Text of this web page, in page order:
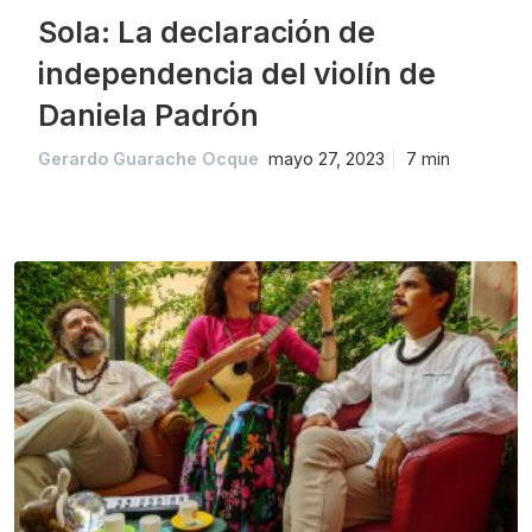
Sola: La declaración de
independencia del violín de
Daniela Padrón
Gerardo Guarache Ocque mayo 27, 2023 7 min